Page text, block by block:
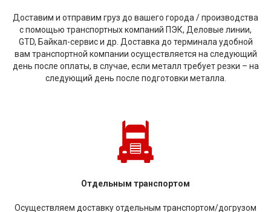
Доставим и отправим груз до вашего города / производства
с помощью транспортных компаний ПЭК, Деловые линии,
GTD, Байкал-сервис и др. Доставка до терминала удобной
вам транспортной компании осуществляется на следующий
день после оплаты, в случае, если металл требует резки – на
следующий день после подготовки металла.
Отдельным транспортом
Осуществляем доставку отдельным транспортом/догрузом